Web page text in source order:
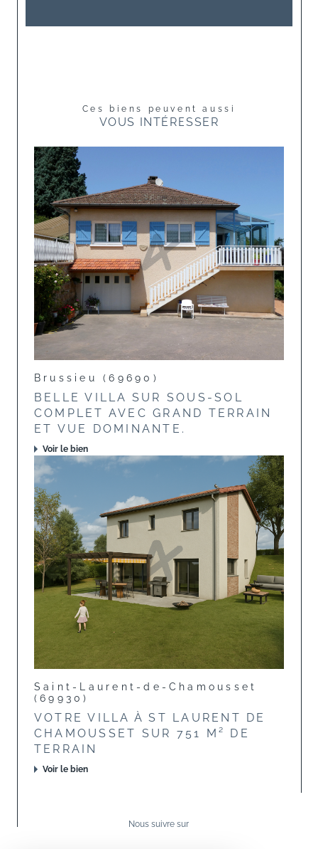
Ces biens peuvent aussi
VOUS INTÉRESSER
Brussieu (69690)
BELLE VILLA SUR SOUS-SOL
COMPLET AVEC GRAND TERRAIN
ET VUE DOMINANTE.
Voir le bien
Saint-Laurent-de-Chamousset
(69930)
VOTRE VILLA À ST LAURENT DE
CHAMOUSSET SUR 751 M² DE
TERRAIN
Voir le bien
Nous suivre sur